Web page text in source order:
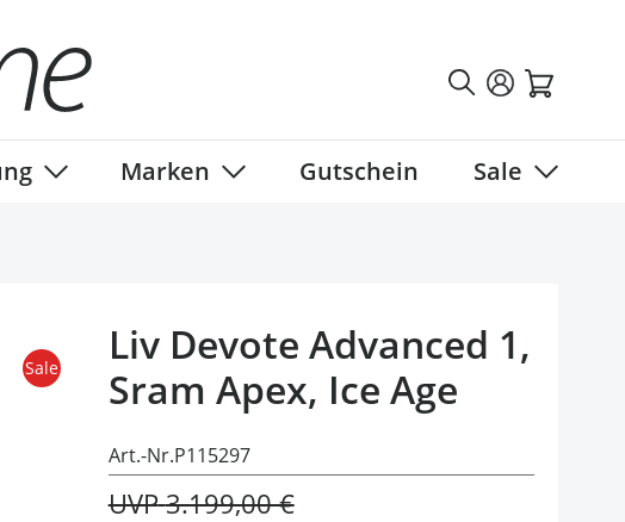
category
Marken Gutschein Sale
Liv Devote Advanced 1,
Sram Apex, Ice Age
Art.-Nr.P115297
UVP 3.199,00 €
Sale